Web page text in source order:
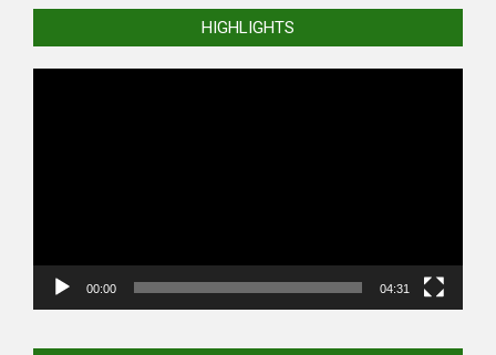
HIGHLIGHTS
00:00 04:31